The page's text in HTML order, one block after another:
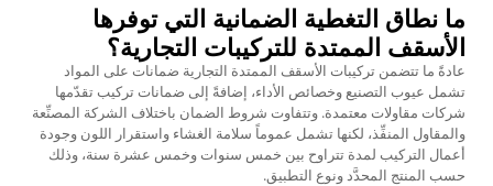
ما نطاق التغطية الضمانية التي توفرها
الأسقف الممتدة للتركيبات التجارية؟
عادةً ما تتضمن تركيبات الأسقف الممتدة التجارية ضمانات على المواد
تشمل عيوب التصنيع وخصائص الأداء، إضافةً إلى ضمانات تركيب تقدّمها
شركات مقاولات معتمدة. وتتفاوت شروط الضمان باختلاف الشركة المصنِّعة
والمقاول المنفِّذ، لكنها تشمل عموماً سلامة الغشاء واستقرار اللون وجودة
أعمال التركيب لمدة تتراوح بين خمس سنوات وخمس عشرة سنة، وذلك
حسب المنتج المحدَّد ونوع التطبيق.